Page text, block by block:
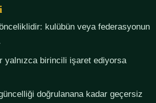
kulübün veya federasyonun
yalnızca birincili işaret ediyorsa
doğrulanana kadar geçersiz